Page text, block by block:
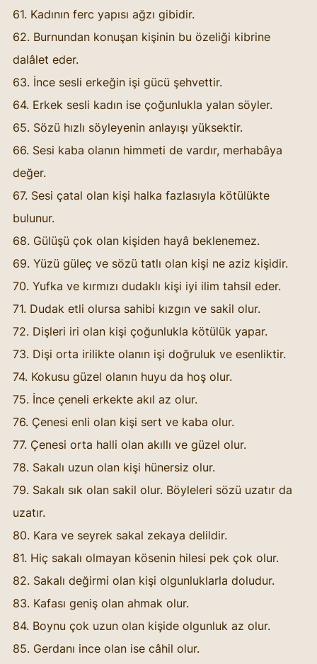
61. Kadının ferc yapısı ağzı gibidir.
62. Burnundan konuşan kişinin bu özeliği kibrine
dalâlet eder.
63. İnce sesli erkeğin işi gücü şehvettir.
64. Erkek sesli kadın ise çoğunlukla yalan söyler.
65. Sözü hızlı söyleyenin anlayışı yüksektir.
66. Sesi kaba olanın himmeti de vardır, merhabâya
değer.
67. Sesi çatal olan kişi halka fazlasıyla kötülükte
bulunur.
68. Gülüşü çok olan kişiden hayâ beklenemez.
69. Yüzü güleç ve sözü tatlı olan kişi ne aziz kişidir.
70. Yufka ve kırmızı dudaklı kişi iyi ilim tahsil eder.
71. Dudak etli olursa sahibi kızgın ve sakil olur.
72. Dişleri iri olan kişi çoğunlukla kötülük yapar.
73. Dişi orta irilikte olanın işi doğruluk ve esenliktir.
74. Kokusu güzel olanın huyu da hoş olur.
75. İnce çeneli erkekte akıl az olur.
76. Çenesi enli olan kişi sert ve kaba olur.
77. Çenesi orta halli olan akıllı ve güzel olur.
78. Sakalı uzun olan kişi hünersiz olur.
79. Sakalı sık olan sakil olur. Böyleleri sözü uzatır da
uzatır.
80. Kara ve seyrek sakal zekaya delildir.
81. Hiç sakalı olmayan kösenin hilesi pek çok olur.
82. Sakalı değirmi olan kişi olgunluklarla doludur.
83. Kafası geniş olan ahmak olur.
84. Boynu çok uzun olan kişide olgunluk az olur.
85. Gerdanı ince olan ise câhil olur.